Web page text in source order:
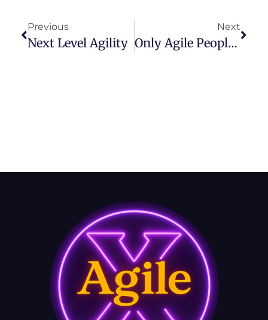
Previous
Next Level Agility
Next
Only Agile People Will Survive